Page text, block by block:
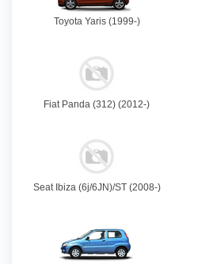
Toyota Yaris (1999-)
Fiat Panda (312) (2012-)
Seat Ibiza (6j/6JN)/ST (2008-)